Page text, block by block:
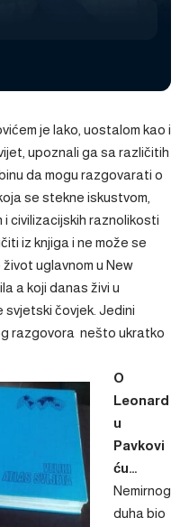
je lako, uostalom kao i
upoznali ga sa različitih
da mogu razgovarati o
se stekne iskustvom,
civilizacijskih raznolikosti
iz knjiga i ne može se
uglavnom u New
a koji danas živi u
svjetski čovjek. Jedini
razgovora nešto ukratko
O
Leonard
u
Pavkovi
ću…
Nemirnog
duha bio